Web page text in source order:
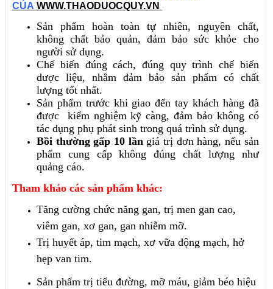
CỦAWWW.THAODUOCQUY.VN
Sản phẩm hoàn toàn tự nhiên, nguyên chất,
không chất bảo quản, đảm bảo sức khỏe cho
người sử dụng.
Chế biến đúng cách, đúng quy trình chế biến
dược liệu, nhằm đảm bảo sản phẩm có chất
lượng tốt nhất.
Sản phẩm trước khi giao đến tay khách hàng đã
được kiểm nghiệm kỹ càng, đảm bảo không có
tác dụng phụ phát sinh trong quá trình sử dụng.
Bồi thường gấp 10 lầngiá trị đơn hàng, nếu sản
phẩm cung cấp không đúng chất lượng như
quảng cáo.
Tham khảo các sản phẩm khác:
Tăng cường chức năng gan, trị men gan cao,
viêm gan, xơ gan, gan nhiễm mỡ.
Trị huyết áp, tim mạch, xơ vữa động mạch, hở
hẹp van tim.
Sản phẩm trị tiểu đường, mỡ máu, giảm béo hiệu